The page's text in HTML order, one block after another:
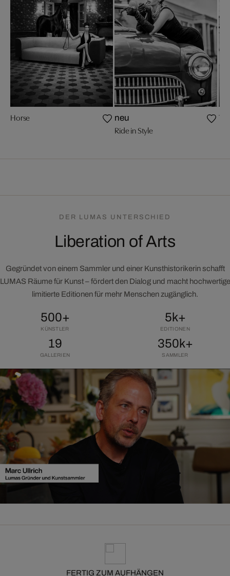
Horse neu
Ride in Style
DER LUMAS UNTERSCHIED
Liberation of Arts
Gegründet von einem Sammler und einer Kunsthistorikerin schafft
LUMAS Räume für Kunst – fördert den Dialog und macht hochwertige
limitierte Editionen für mehr Menschen zugänglich.
500+
KÜNSTLER
5k+
EDITIONEN
19
GALLERIEN
350k+
SAMMLER
FERTIG ZUM AUFHÄNGEN